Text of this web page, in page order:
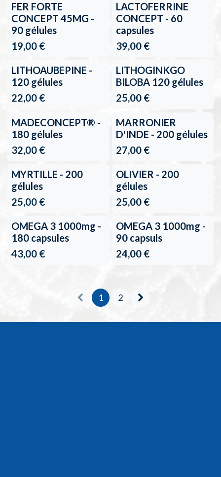
FER FORTE
CONCEPT 45MG -
90 gélules
19,00 €
LACTOFERRINE
CONCEPT - 60
capsules
39,00€
LITHOAUBEPINE -
120 gélules
22,00 €
LITHOGINKGO
BILOBA 120 gélules
25,00€
MADECONCEPT® -
180 gélules
32,00 €
MARRONIER
D'INDE - 200 gélules
27,00€
MYRTILLE - 200
gélules
25,00 €
OLIVIER - 200
gélules
25,00€
Terug op voorraad
OMEGA 3 1000mg -
180 capsules
43,00 €
OMEGA 3 1000mg -
90 capsuls
24,00€
1 2